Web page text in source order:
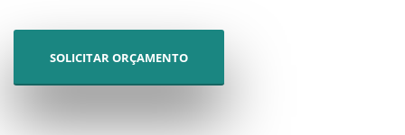
SOLICITAR ORÇAMENTO